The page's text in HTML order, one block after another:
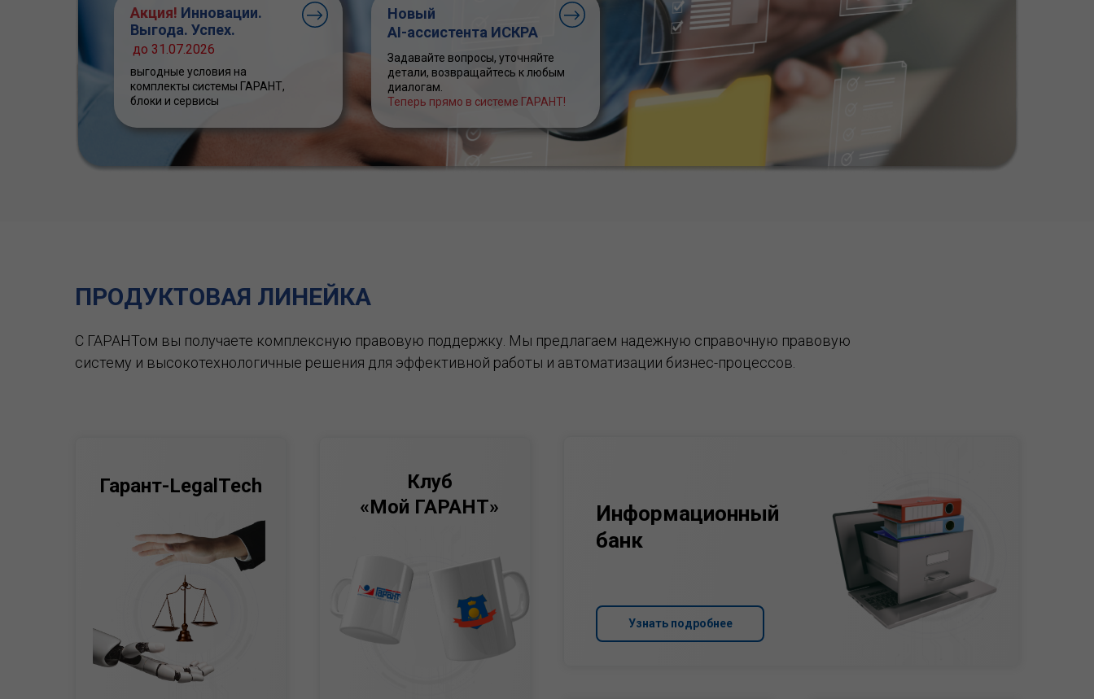
Акция! Инновации.
Выгода. Успех.
выгодные условия на
комплекты системы ГАРАНТ,
блоки и сервисы
до 31.07.2026
Новый
AI-ассистента ИСКРА
Задавайте вопросы, уточняйте
детали, возвращайтесь к любым
диалогам.
Теперь прямо в системе ГАРАНТ!
ПРОДУКТОВАЯ ЛИНЕЙКА
С ГАРАНТом вы получаете комплексную правовую поддержку. Мы предлагаем надежную справочную правовую
систему и высокотехнологичные решения для эффективной работы и автоматизации бизнес-процессов.
Узнать подробнее
Информационный
банк
Клуб
«Мой ГАРАНТ»
Гарант-LegalTech